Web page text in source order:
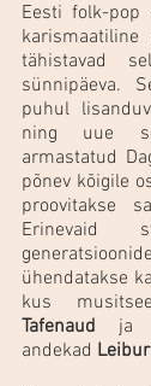
Eesti folk-pop
karismaatiline
tähistavad
sünnipäeva.
puhul
ning uue
armastatud
põnev kõigile
proovitakse
Erinevaid
ühendatakse
Tafenaud ja
andekad